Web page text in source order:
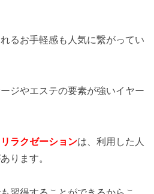
るお手軽感も人気に繋がってい
ジやエステの要素が強いイヤー
リラクゼーションは、利用した人
ります。